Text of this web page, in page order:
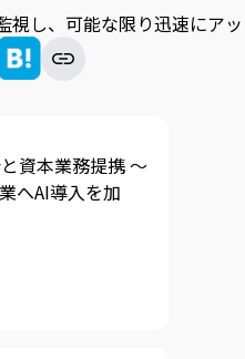
し、可能な限り迅速に
資本業務提携 〜
へAI導入を加